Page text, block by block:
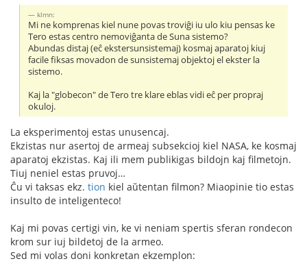
klmn:
Mi ne komprenas kiel nune povas troviĝi iu ulo kiu pensas ke
Tero estas centro nemoviĝanta de Suna sistemo?
Abundas distaj (eĉ ekstersunsistemaj) kosmaj aparatoj kiuj
facile fiksas movadon de sunsistemaj objektoj el ekster la
sistemo.
Kaj la "globecon" de Tero tre klare eblas vidi eĉ per propraj
okuloj.
La eksperimentoj estas unusencaj.
Ekzistas nur asertoj de armeaj subsekcioj kiel NASA, ke kosmaj
aparatoj ekzistas. Kaj ili mem publikigas bildojn kaj filmetojn.
Tiuj neniel estas pruvoj…
Ĉu vi taksas ekz. tion kiel aŭtentan filmon? Miaopinie tio estas
insulto de inteligenteco!
Kaj mi povas certigi vin, ke vi neniam spertis sferan rondecon
krom sur iuj bildetoj de la armeo.
Sed mi volas doni konkretan ekzemplon: